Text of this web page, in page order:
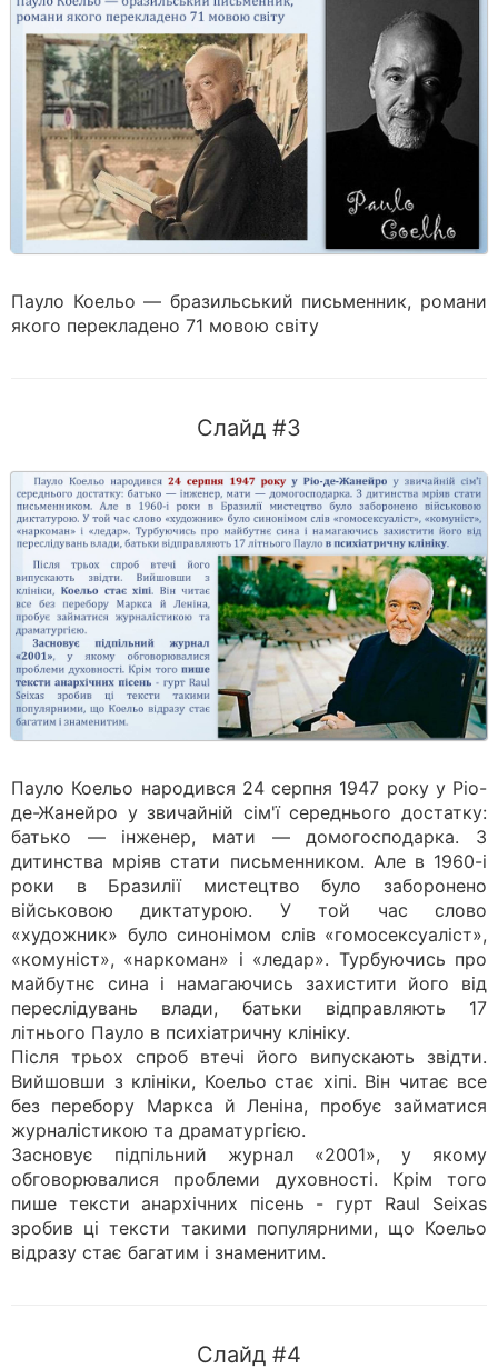
Пауло Коельо — бразильський письменник, романи
якого перекладено 71 мовою світу
Слайд #3
Пауло Коельо народився 24 серпня 1947 року у Ріо-
де-Жанейро у звичайній сім'ї середнього достатку:
батько — інженер, мати — домогосподарка. З
дитинства мріяв стати письменником. Але в 1960-і
роки в Бразилії мистецтво було заборонено
військовою диктатурою. У той час слово
«художник» було синонімом слів «гомосексуаліст»,
«комуніст», «наркоман» і «ледар». Турбуючись про
майбутнє сина і намагаючись захистити його від
переслідувань влади, батьки відправляють 17
літнього Пауло в психіатричну клініку.
Після трьох спроб втечі його випускають звідти.
Вийшовши з клініки, Коельо стає хіпі. Він читає все
без перебору Маркса й Леніна, пробує займатися
журналістикою та драматургією.
Засновує підпільний журнал «2001», у якому
обговорювалися проблеми духовності. Крім того
пише тексти анархічних пісень - гурт Raul Seixas
зробив ці тексти такими популярними, що Коельо
відразу стає багатим і знаменитим.
Слайд #4